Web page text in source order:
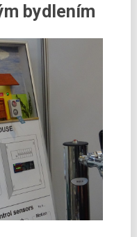
bydlením